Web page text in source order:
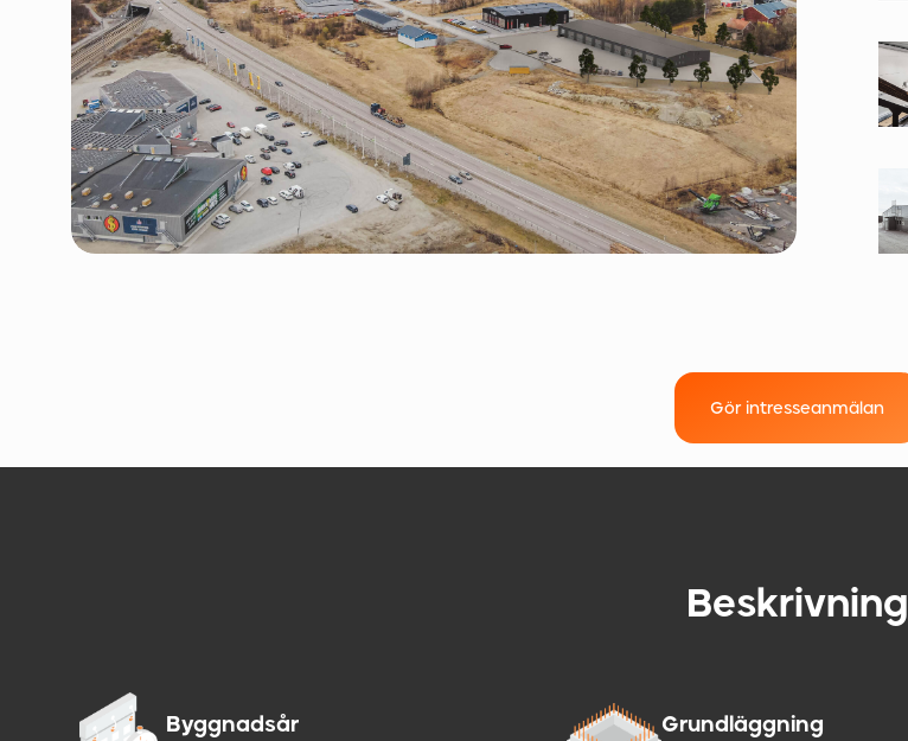
Gör intresseanmälan
Beskrivning
Byggnadsår Grundläggning